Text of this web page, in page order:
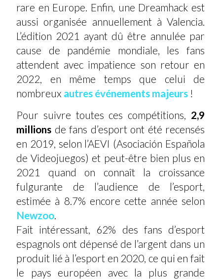
rare en Europe. Enfin, une Dreamhack est
aussi organisée annuellement à Valencia.
L’édition 2021 ayant dû être annulée par
cause de pandémie mondiale, les fans
attendent avec impatience son retour en
2022, en même temps que celui de
nombreux autres événements majeurs !
Pour suivre toutes ces compétitions, 2,9
millions de fans d’esport ont été recensés
en 2019, selon l’AEVI (Asociación Española
de Videojuegos) et peut-être bien plus en
2021 quand on connaît la croissance
fulgurante de l’audience de l’esport,
estimée à 8.7% encore cette année selon
Newzoo
Fait intéressant, 62% des fans d’esport
espagnols ont dépensé de l’argent dans un
produit lié à l’esport en 2020, ce qui en fait
le pays européen avec la plus grande